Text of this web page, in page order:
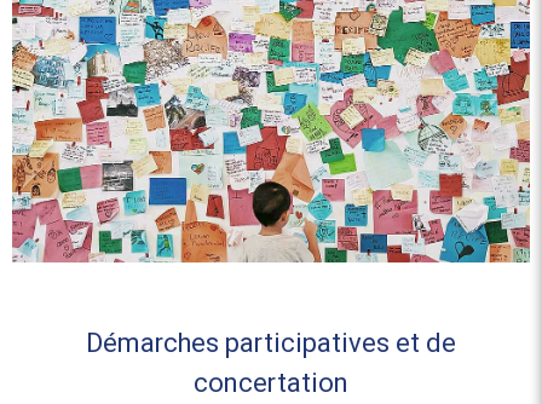
Démarches participatives et de
concertation